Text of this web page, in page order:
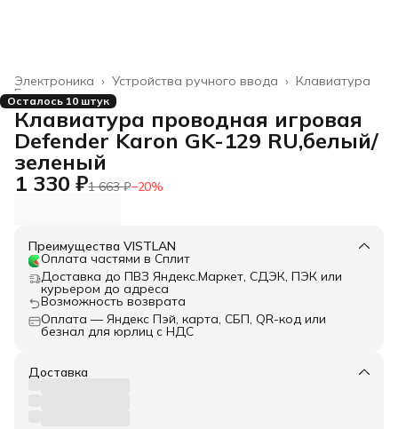
Клавиатура
Устройства ручного ввода ›
Электроника ›
Главная ›
Осталось 10 штук
Клавиатура проводная игровая
Defender Karon GK-129 RU,белый/
зеленый
1 330 ₽1 663 ₽−20%
Преимущества VISTLAN
Оплата частями в Сплит
Доставка до ПВЗ Яндекс.Маркет, СДЭК, ПЭК или
курьером до адреса
Возможность возврата
Оплата — Яндекс Пэй, карта, СБП, QR-код или
безнал для юрлиц с НДС
Доставка